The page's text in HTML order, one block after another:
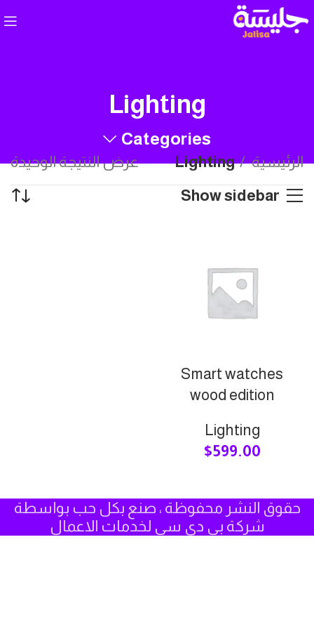
Lighting
Categories
الرئيسية Lighting
عرض النتيجة الوحيدة
Show sidebar
Smart watches
wood edition
Lighting
$599.00
حقوق النشر محفوظة ، صنع بكل حب بواسطة
شركة بي دي سي لخدمات الاعمال